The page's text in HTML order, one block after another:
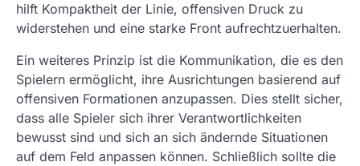
hilft Kompaktheit der Linie, offensiven Druck zu
widerstehen und eine starke Front aufrechtzuerhalten.
Ein weiteres Prinzip ist die Kommunikation, die es den
Spielern ermöglicht, ihre Ausrichtungen basierend auf
offensiven Formationen anzupassen. Dies stellt sicher,
dass alle Spieler sich ihrer Verantwortlichkeiten
bewusst sind und sich an sich ändernde Situationen
auf dem Feld anpassen können. Schließlich sollte die